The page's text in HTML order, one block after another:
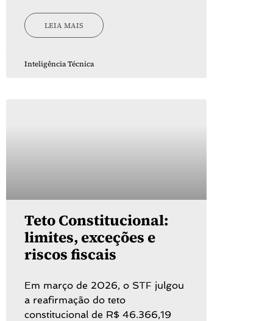
LEIA MAIS
Inteligência Técnica
Teto Constitucional:
limites, exceções e
riscos fiscais
Em março de 2026, o STF julgou
a reafirmação do teto
constitucional de R$ 46.366,19